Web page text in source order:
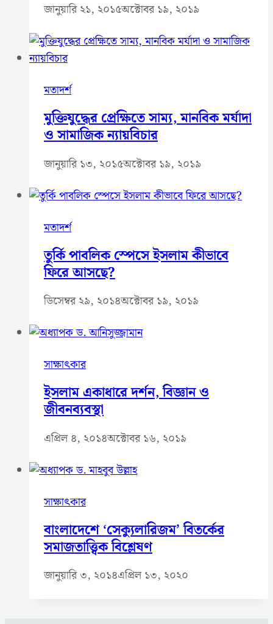
জানুয়ারি ২১, ২০১৫অক্টোবর ১৯, ২০১৯
মতাদর্শ
মুক্তিযুদ্ধের প্রেক্ষিতে সাম্য, মানবিক মর্যাদা
ও সামাজিক ন্যায়বিচার
জানুয়ারি ১৩, ২০১৫অক্টোবর ১৯, ২০১৯
মতাদর্শ
তুর্কি পাবলিক স্পেসে ইসলাম কীভাবে
ফিরে আসছে?
ডিসেম্বর ২৯, ২০১৪অক্টোবর ১৯, ২০১৯
সাক্ষাৎকার
ইসলাম একাধারে দর্শন, বিজ্ঞান ও
জীবনব্যবস্থা
এপ্রিল ৪, ২০১৪অক্টোবর ১৬, ২০১৯
সাক্ষাৎকার
বাংলাদেশে ‘সেক্যুলারিজম’ বিতর্কের
সমাজতাত্ত্বিক বিশ্লেষণ
জানুয়ারি ৩, ২০১৪এপ্রিল ১৩, ২০২০